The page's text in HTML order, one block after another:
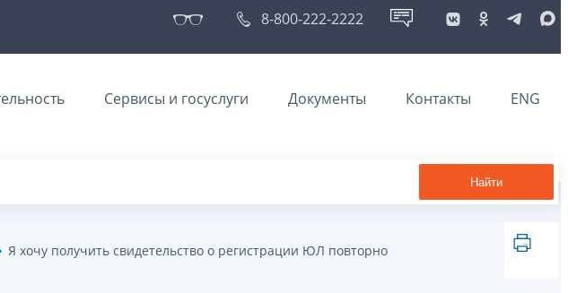
8-800-222-2222
Сервисы и госуслуги Документы Контакты ENG
Найти
Я хочу получить свидетельство о регистрации ЮЛ повторно